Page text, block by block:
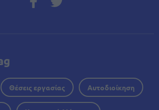
Θέσεις εργασίας Αυτοδιοίκηση